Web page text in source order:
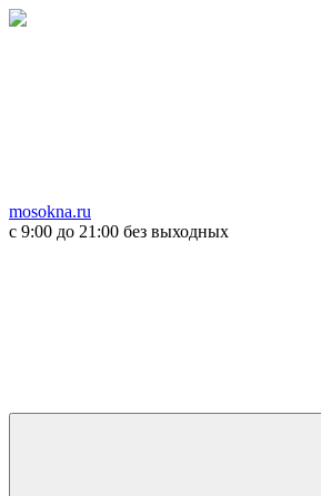
mosokna.ru
с 9:00 до 21:00 без выходных